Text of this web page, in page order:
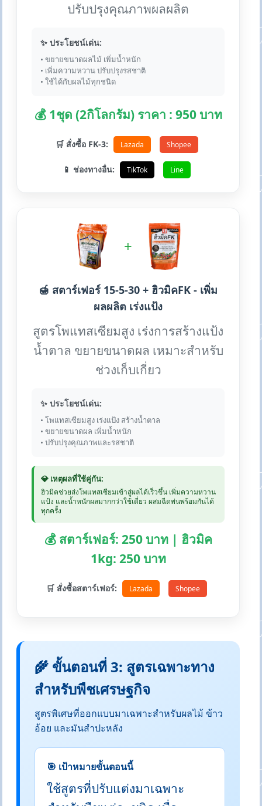
ปรับปรุงคุณภาพผลผลิต
✨ ประโยชน์เด่น:
• ขยายขนาดผลไม้ เพิ่มน้ำหนัก
• เพิ่มความหวาน ปรับปรุงรสชาติ
• ใช้ได้กับผลไม้ทุกชนิด
💰 1ชุด (2กิโลกรัม) ราคา : 950 บาท
🛒 สั่งซื้อ FK-3: Lazada Shopee
📱 ช่องทางอื่น: TikTok Line
+
🍯 สตาร์เฟอร์ 15-5-30 + ฮิวมิคFK - เพิ่ม
ผลผลิต เร่งแป้ง
สูตรโพแทสเซียมสูง เร่งการสร้างแป้ง
น้ำตาล ขยายขนาดผล เหมาะสำหรับ
ช่วงเก็บเกี่ยว
✨ ประโยชน์เด่น:
• โพแทสเซียมสูง เร่งแป้ง สร้างน้ำตาล
• ขยายขนาดผล เพิ่มน้ำหนัก
• ปรับปรุงคุณภาพและรสชาติ
💎 เหตุผลที่ใช้คู่กัน:
ฮิวมิคช่วยส่งโพแทสเซียมเข้าสู่ผลได้เร็วขึ้น เพิ่มความหวาน
แป้ง และน้ำหนักผลมากกว่าใช้เดี่ยว ผสมฉีดพ่นพร้อมกันได้
ทุกครั้ง
💰 สตาร์เฟอร์: 250 บาท | ฮิวมิค
1kg: 250 บาท
🛒 สั่งซื้อสตาร์เฟอร์: Lazada Shopee
🌾 ขั้นตอนที่ 3: สูตรเฉพาะทาง
สำหรับพืชเศรษฐกิจ
สูตรพิเศษที่ออกแบบมาเฉพาะสำหรับผลไม้ ข้าว
อ้อย และมันสำปะหลัง
🎯 เป้าหมายขั้นตอนนี้
ใช้สูตรที่ปรับแต่งมาเฉพาะ